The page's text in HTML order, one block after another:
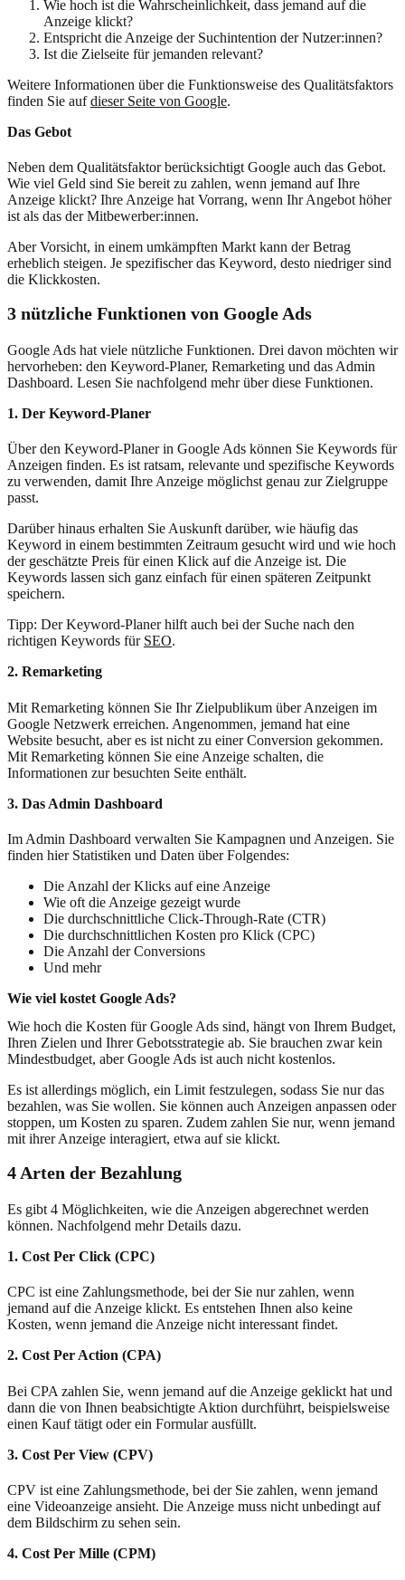
Wie hoch ist die Wahrscheinlichkeit, dass jemand auf die
Anzeige klickt?
Entspricht die Anzeige der Suchintention der Nutzer:innen?
Ist die Zielseite für jemanden relevant?
Weitere Informationen über die Funktionsweise des Qualitätsfaktors
finden Sie aufdieser Seite von Google.
Das Gebot
Neben dem Qualitätsfaktor berücksichtigt Google auch das Gebot.
Wie viel Geld sind Sie bereit zu zahlen, wenn jemand auf Ihre
Anzeige klickt? Ihre Anzeige hat Vorrang, wenn Ihr Angebot höher
ist als das der Mitbewerber:innen.
Aber Vorsicht, in einem umkämpften Markt kann der Betrag
erheblich steigen. Je spezifischer das Keyword, desto niedriger sind
die Klickkosten.
3 nützliche Funktionen von Google Ads
Google Ads hat viele nützliche Funktionen. Drei davon möchten wir
hervorheben: den Keyword-Planer, Remarketing und das Admin
Dashboard. Lesen Sie nachfolgend mehr über diese Funktionen.
1. Der Keyword-Planer
Über den Keyword-Planer in Google Ads können Sie Keywords für
Anzeigen finden. Es ist ratsam, relevante und spezifische Keywords
zu verwenden, damit Ihre Anzeige möglichst genau zur Zielgruppe
passt.
Darüber hinaus erhalten Sie Auskunft darüber, wie häufig das
Keyword in einem bestimmten Zeitraum gesucht wird und wie hoch
der geschätzte Preis für einen Klick auf die Anzeige ist. Die
Keywords lassen sich ganz einfach für einen späteren Zeitpunkt
speichern.
Tipp: Der Keyword-Planer hilft auch bei der Suche nach den
richtigen Keywords für SEO.
2. Remarketing
Mit Remarketing können Sie Ihr Zielpublikum über Anzeigen im
Google Netzwerk erreichen. Angenommen, jemand hat eine
Website besucht, aber es ist nicht zu einer Conversion gekommen.
Mit Remarketing können Sie eine Anzeige schalten, die
Informationen zur besuchten Seite enthält.
3. Das Admin Dashboard
Im Admin Dashboard verwalten Sie Kampagnen und Anzeigen. Sie
finden hier Statistiken und Daten über Folgendes:
Die Anzahl der Klicks auf eine Anzeige
Wie oft die Anzeige gezeigt wurde
Die durchschnittliche Click-Through-Rate (CTR)
Die durchschnittlichen Kosten pro Klick (CPC)
Die Anzahl der Conversions
Und mehr
Wie viel kostet Google Ads?
Wie hoch die Kosten für Google Ads sind, hängt von Ihrem Budget,
Ihren Zielen und Ihrer Gebotsstrategie ab. Sie brauchen zwar kein
Mindestbudget, aber Google Ads ist auch nicht kostenlos.
Es ist allerdings möglich, ein Limit festzulegen, sodass Sie nur das
bezahlen, was Sie wollen. Sie können auch Anzeigen anpassen oder
stoppen, um Kosten zu sparen. Zudem zahlen Sie nur, wenn jemand
mit ihrer Anzeige interagiert, etwa auf sie klickt.
4 Arten der Bezahlung
Es gibt 4 Möglichkeiten, wie die Anzeigen abgerechnet werden
können. Nachfolgend mehr Details dazu.
1. Cost Per Click (CPC)
CPC ist eine Zahlungsmethode, bei der Sie nur zahlen, wenn
jemand auf die Anzeige klickt. Es entstehen Ihnen also keine
Kosten, wenn jemand die Anzeige nicht interessant findet.
2. Cost Per Action (CPA)
Bei CPA zahlen Sie, wenn jemand auf die Anzeige geklickt hat und
dann die von Ihnen beabsichtigte Aktion durchführt, beispielsweise
einen Kauf tätigt oder ein Formular ausfüllt.
3. Cost Per View (CPV)
CPV ist eine Zahlungsmethode, bei der Sie zahlen, wenn jemand
eine Videoanzeige ansieht. Die Anzeige muss nicht unbedingt auf
dem Bildschirm zu sehen sein.
4. Cost Per Mille (CPM)